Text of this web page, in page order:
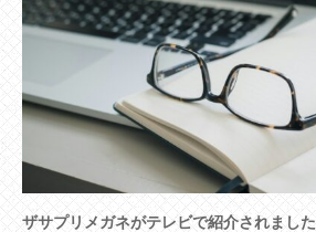
ザサプリメガネがテレビで紹介されました